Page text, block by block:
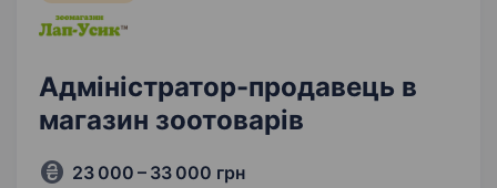
Адміністратор-продавець в
магазин зоотоварів
23 000 – 33 000 грн